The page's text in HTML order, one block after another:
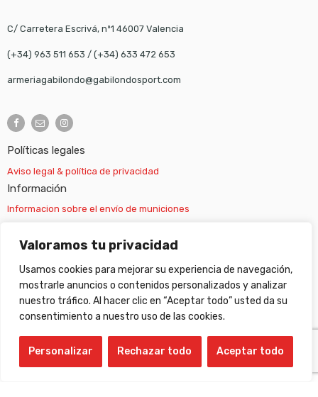
Valoramos tu privacidad
Usamos cookies para mejorar su experiencia de navegación,
mostrarle anuncios o contenidos personalizados y analizar
nuestro tráfico. Al hacer clic en “Aceptar todo” usted da su
consentimiento a nuestro uso de las cookies.
Personalizar Rechazar todo Aceptar todo
C/ Carretera Escrivá, nº1 46007 Valencia
(+34) 963 511 653 / (+34) 633 472 653
armeriagabilondo@gabilondosport.com
Políticas legales
Aviso legal & política de privacidad
Información
Informacion sobre el envío de municiones
Información sobre el envío de armas
Cambios y devoluciones
Suscripción newsletter